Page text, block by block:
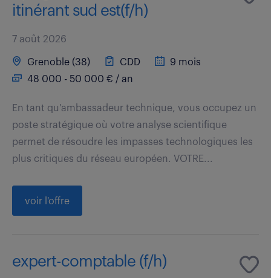
itinérant sud est(f/h)
7 août 2026
Grenoble (38) CDD
9 mois
48 000 - 50 000 € / an
En tant qu'ambassadeur technique, vous occupez un
poste stratégique où votre analyse scientifique
permet de résoudre les impasses technologiques les
plus critiques du réseau européen. VOTRE...
voir l'offre
expert-comptable (f/h)